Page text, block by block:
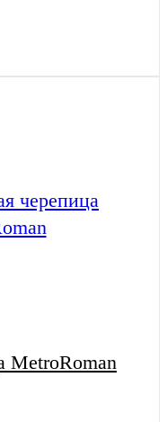
MetroRoman